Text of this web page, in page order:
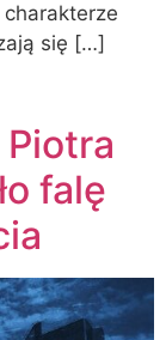
się […]
falę